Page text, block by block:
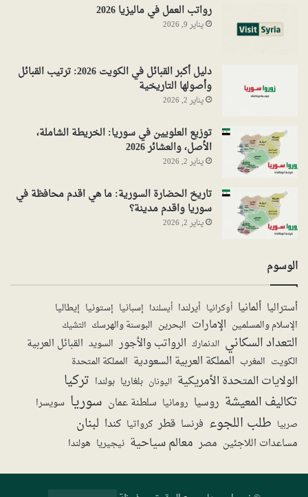
رواتب العمل في ماليزيا 2026
يناير 9, 2026
دليل أكبر القبائل في الكويت 2026: ترتيب القبائل
وأصولها التاريخية
يناير 2, 2026
توزيع العلويين في سوريا: الخريطة الشاملة،
الأصل، والعشائر 2026
يناير 2, 2026
تاريخ الحضارة السورية: ما هي اقدم محافظة في
سوريا واقدم مدينة؟
يناير 2, 2026
الوسوم
أستراليا ألمانيا أوكرانيا أيرلندا أيسلندا إسبانيا إستونيا إيطاليا
الإسلام والمسلمين الإمارات البحرين البوسنة والهرسك التشيك
التعداد السكاني الدنمارك الرواتب والأجور السويد القبائل العربية
الكويت المغرب المملكة العربية السعودية المملكة المتحدة
الولايات المتحدة الأمريكية اليونان بلغاريا بولندا تركيا
تكاليف المعيشة روسيا رومانيا سلطنة عمان سوريا سويسرا
صربيا طلب اللجوء فرنسا قطر كرواتيا كندا لبنان
مساعدات اللاجئين مصر معالم سياحية نيجيريا هولندا